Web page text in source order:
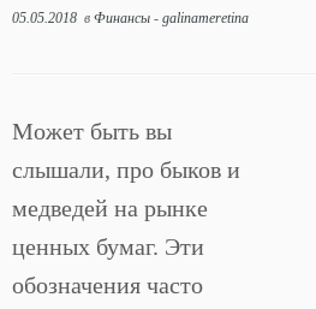
05.05.2018 в Финансы - galinameretina
Может быть вы
слышали, про быков и
медведей на рынке
ценных бумаг. Эти
обозначения часто